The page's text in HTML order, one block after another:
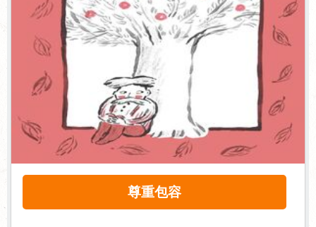
尊重包容